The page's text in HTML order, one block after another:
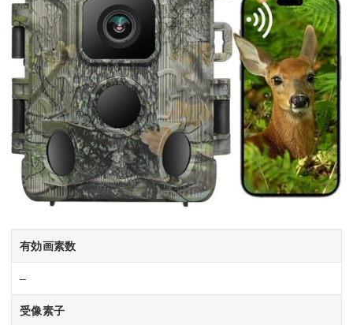
有効画素数
–
受像素子